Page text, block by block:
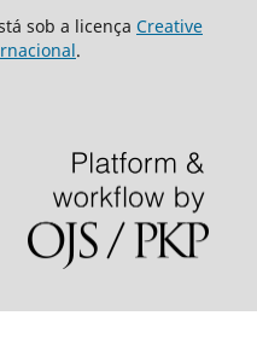
sob a licença Creative
.